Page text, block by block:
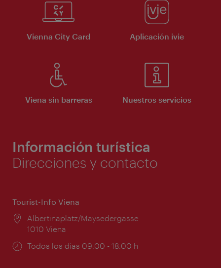
Vienna City Card Aplicación ivie
Viena sin barreras Nuestros servicios
Información turística
Direcciones y contacto
Tourist-Info Viena
Lugar:
Albertinaplatz/Maysedergasse
1010 Viena
Horarios
Todos los días 09:00 - 18:00 h